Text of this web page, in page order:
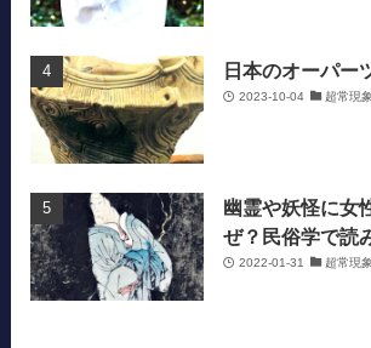
日本のオーパー
2023-10-04 超常現
幽霊や妖怪に女
ぜ？民俗学で読
2022-01-31 超常現